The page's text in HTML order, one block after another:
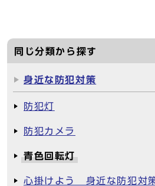
同じ分類から探す
身近な防犯対策
防犯灯
防犯カメラ
青色回転灯
心掛けよう 身近な防犯対